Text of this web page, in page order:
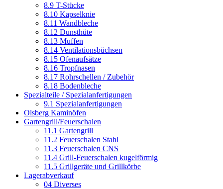
8.9 T-Stücke
8.10 Kapselknie
8.11 Wandbleche
8.12 Dunsthüte
8.13 Muffen
8.14 Ventilationsbüchsen
8.15 Ofenaufsätze
8.16 Tropfnasen
8.17 Rohrschellen / Zubehör
8.18 Bodenbleche
Spezialteile / Spezialanfertigungen
9.1 Spezialanfertigungen
Olsberg Kaminöfen
Gartengrill/Feuerschalen
11.1 Gartengrill
11.2 Feuerschalen Stahl
11.3 Feuerschalen CNS
11.4 Grill-Feuerschalen kugelförmig
11.5 Grillgeräte und Grillkörbe
Lagerabverkauf
04 Diverses